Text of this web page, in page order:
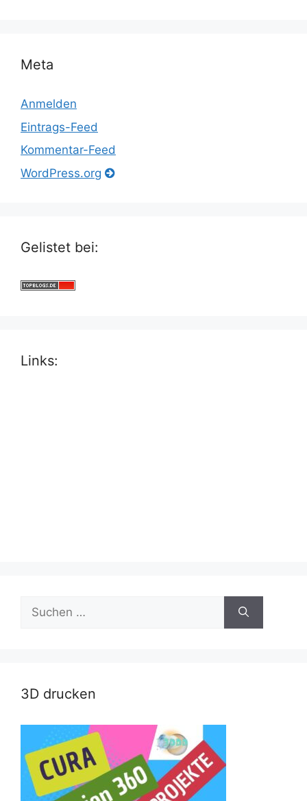
Meta
Anmelden
Eintrags-Feed
Kommentar-Feed
WordPress.org
Gelistet bei:
Links:
Suche
nach:
3D drucken